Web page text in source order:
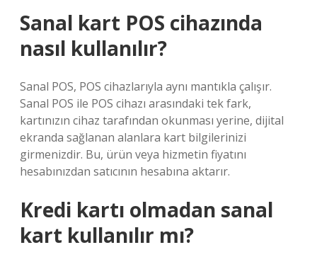
Sanal kart POS cihazında
nasıl kullanılır?
Sanal POS, POS cihazlarıyla aynı mantıkla çalışır.
Sanal POS ile POS cihazı arasındaki tek fark,
kartınızın cihaz tarafından okunması yerine, dijital
ekranda sağlanan alanlara kart bilgilerinizi
girmenizdir. Bu, ürün veya hizmetin fiyatını
hesabınızdan satıcının hesabına aktarır.
Kredi kartı olmadan sanal
kart kullanılır mı?